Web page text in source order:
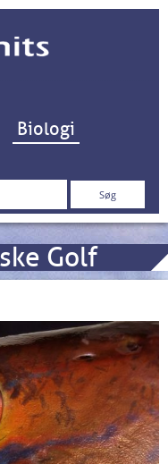
til indhold
Biologi
Golf